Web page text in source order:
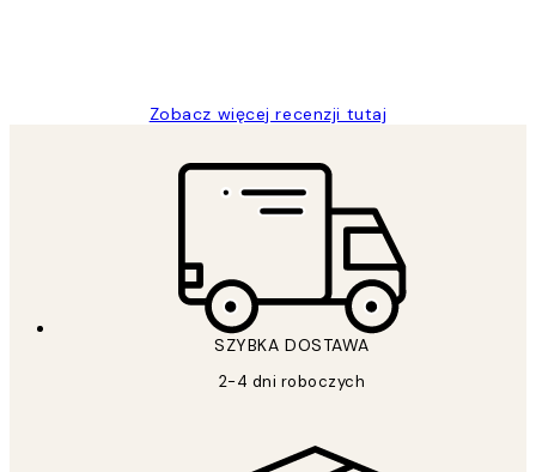
Zobacz więcej recenzji tutaj
SZYBKA DOSTAWA
2-4 dni roboczych